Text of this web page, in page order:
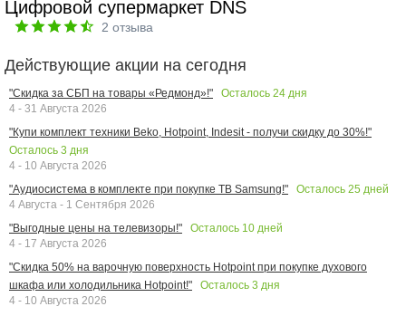
Цифровой супермаркет DNS
2 отзыва
Действующие акции на сегодня
"Скидка за СБП на товары «Редмонд»!" Осталось 24 дня
4 - 31 Августа 2026
"Купи комплект техники Beko, Hotpoint, Indesit - получи скидку до 30%!"
Осталось 3 дня
4 - 10 Августа 2026
"Аудиосистема в комплекте при покупке ТВ Samsung!"
Осталось 25 дней
4 Августа - 1 Сентября 2026
"Выгодные цены на телевизоры!"
Осталось 10 дней
4 - 17 Августа 2026
"Скидка 50% на варочную поверхность Hotpoint при покупке духового
шкафа или холодильника Hotpoint!"
Осталось 3 дня
4 - 10 Августа 2026